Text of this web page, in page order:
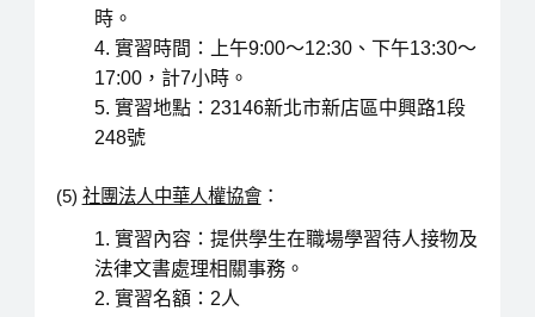
時。
實習時間：上午9:00～12:30、下午13:30～
17:00，計7小時。
實習地點：23146新北市新店區中興路1段
248號
(5) 社團法人中華人權協會：
實習內容：提供學生在職場學習待人接物及
法律文書處理相關事務。
實習名額：2人